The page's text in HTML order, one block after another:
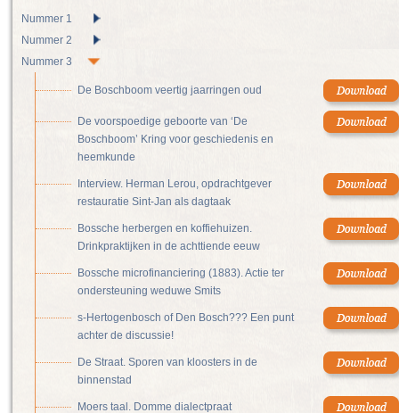
Nummer 1
Nummer 2
Nummer 3
De Boschboom veertig jaarringen oud
De voorspoedige geboorte van ‘De
Boschboom’ Kring voor geschiedenis en
heemkunde
Interview. Herman Lerou, opdrachtgever
restauratie Sint-Jan als dagtaak
Bossche herbergen en koffiehuizen.
Drinkpraktijken in de achttiende eeuw
Bossche microfinanciering (1883). Actie ter
ondersteuning weduwe Smits
s-Hertogenbosch of Den Bosch??? Een punt
achter de discussie!
De Straat. Sporen van kloosters in de
binnenstad
Moers taal. Domme dialectpraat